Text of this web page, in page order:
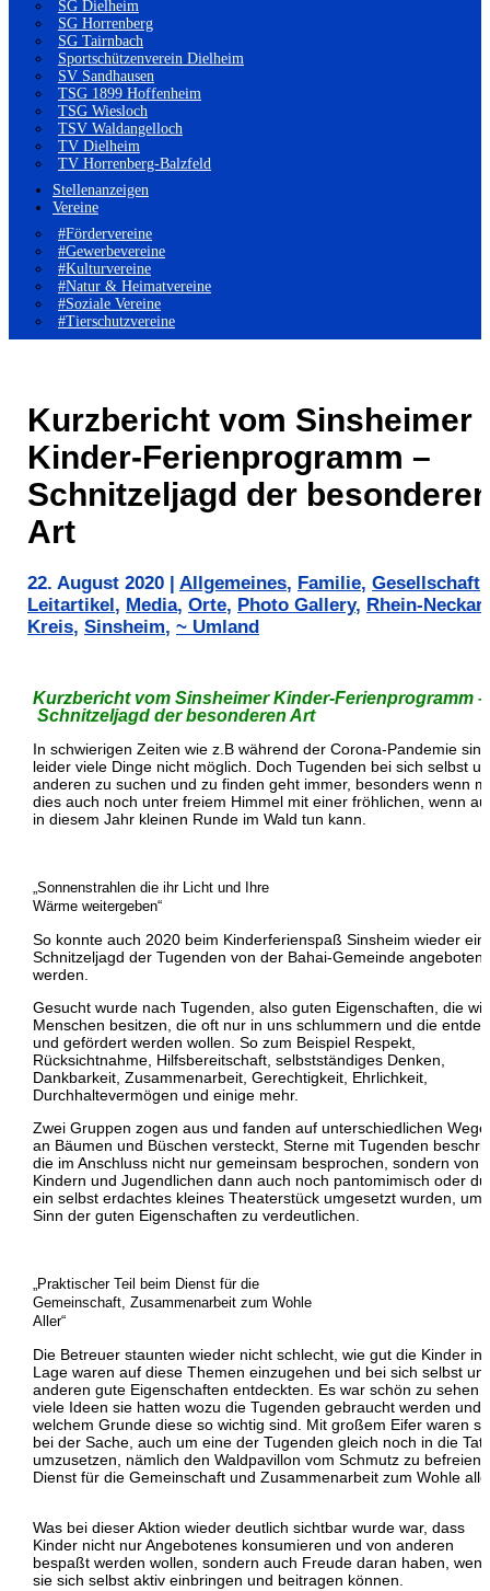
SG Dielheim
SG Horrenberg
SG Tairnbach
Sportschützenverein Dielheim
SV Sandhausen
TSG 1899 Hoffenheim
TSG Wiesloch
TSV Waldangelloch
TV Dielheim
TV Horrenberg-Balzfeld
Stellenanzeigen
Vereine
#Fördervereine
#Gewerbevereine
#Kulturvereine
#Natur & Heimatvereine
#Soziale Vereine
#Tierschutzvereine
Kurzbericht vom Sinsheimer
Kinder-Ferienprogramm –
Schnitzeljagd der
Art
22. August 2020 Allgemeines, Familie, Gesellschaft
Leitartikel , Media, Orte, Photo Gallery, Rhein-Neckar-
Kreis, Sinsheim, ~ Umland
Kurzbericht vom Sinsheimer Kinder-Ferienprogramm –
Schnitzeljagd der besonderen Art
In schwierigen Zeiten wie z.B während der Corona-Pandemie sind
leider viele Dinge nicht möglich. Doch Tugenden bei sich selbst
anderen zu suchen und zu finden geht immer, besonders wenn
dies auch noch unter freiem Himmel mit einer fröhlichen, wenn
in diesem Jahr kleinen Runde im Wald tun kann.
„Sonnenstrahlen die ihr Licht und Ihre
Wärme weitergeben“
So konnte auch 2020 beim Kinderferienspaß Sinsheim wieder
Schnitzeljagd der Tugenden von der Bahai-Gemeinde angeboten
werden.
Gesucht wurde nach Tugenden, also guten Eigenschaften, die wir
Menschen besitzen, die oft nur in uns schlummern und die
und gefördert werden wollen. So zum Beispiel Respekt,
Rücksichtnahme, Hilfsbereitschaft, selbstständiges Denken,
Dankbarkeit, Zusammenarbeit, Gerechtigkeit, Ehrlichkeit,
Durchhaltevermögen und einige mehr.
Zwei Gruppen zogen aus und fanden auf unterschiedlichen
an Bäumen und Büschen versteckt, Sterne mit Tugenden
die im Anschluss nicht nur gemeinsam besprochen, sondern von
Kindern und Jugendlichen dann auch noch pantomimisch oder
ein selbst erdachtes kleines Theaterstück umgesetzt wurden, um
Sinn der guten Eigenschaften zu verdeutlichen.
„Praktischer Teil beim Dienst für die
Gemeinschaft, Zusammenarbeit zum Wohle
Aller“
Die Betreuer staunten wieder nicht schlecht, wie gut die Kinder in
Lage waren auf diese Themen einzugehen und bei sich selbst
anderen gute Eigenschaften entdeckten. Es war schön zu sehen
viele Ideen sie hatten wozu die Tugenden gebraucht werden und
welchem Grunde diese so wichtig sind. Mit großem Eifer waren
bei der Sache, auch um eine der Tugenden gleich noch in die Tat
umzusetzen, nämlich den Waldpavillon vom Schmutz zu befreien,
Dienst für die Gemeinschaft und Zusammenarbeit zum Wohle
Was bei dieser Aktion wieder deutlich sichtbar wurde war, dass
Kinder nicht nur Angebotenes konsumieren und von anderen
bespaßt werden wollen, sondern auch Freude daran haben, wenn
sie sich selbst aktiv einbringen und beitragen können.